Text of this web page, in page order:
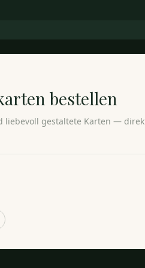
bestellen
liebevoll gestaltete Karten —